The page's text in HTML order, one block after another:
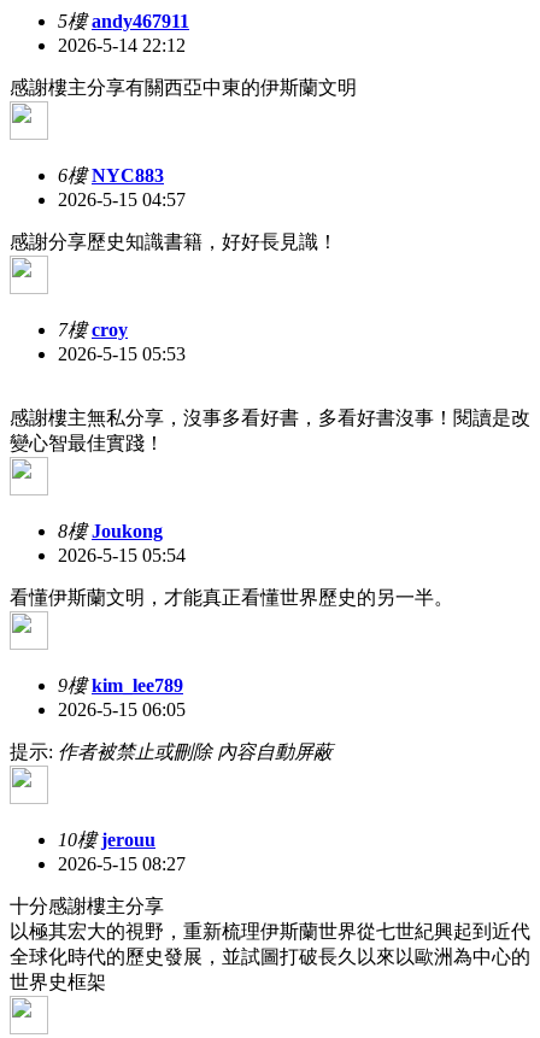
5樓 andy467911
2026-5-14 22:12
感謝樓主分享有關西亞中東的伊斯蘭文明
6樓 NYC883
2026-5-15 04:57
感謝分享歷史知識書籍，好好長見識！
7樓 croy
2026-5-15 05:53
感謝樓主無私分享，沒事多看好書，多看好書沒事！閱讀是改
變心智最佳實踐！
8樓 Joukong
2026-5-15 05:54
看懂伊斯蘭文明，才能真正看懂世界歷史的另一半。
9樓 kim_lee789
2026-5-15 06:05
提示: 作者被禁止或刪除 內容自動屏蔽
10樓 jerouu
2026-5-15 08:27
十分感謝樓主分享
以極其宏大的視野，重新梳理伊斯蘭世界從七世紀興起到近代
全球化時代的歷史發展，並試圖打破長久以來以歐洲為中心的
世界史框架